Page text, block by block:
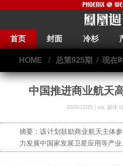
首页 封面 冷杉
HOME / 总第925期 / 现在
中国推进商业航天
2025/12/25 | via. 媒体
摘要：该计划鼓励商业航天主体
力发展中国家发展卫星应用等产业